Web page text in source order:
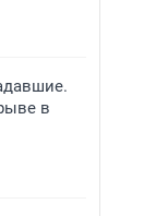
в